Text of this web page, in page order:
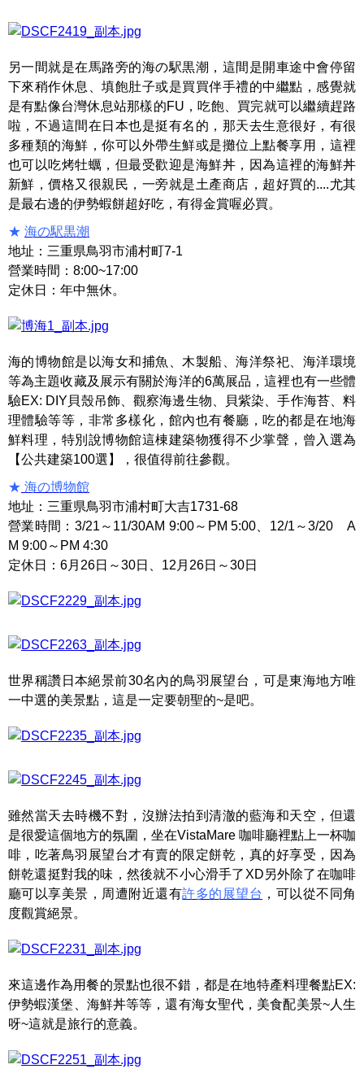
另一間就是在馬路旁的海の駅黒潮，這間是開車途中會停留
下來稍作休息、填飽肚子或是買買伴手禮的中繼點，感覺就
是有點像台灣休息站那樣的FU，吃飽、買完就可以繼續趕路
啦，不過這間在日本也是挺有名的，那天去生意很好，有很
多種類的海鮮，你可以外帶生鮮或是攤位上點餐享用，這裡
也可以吃烤牡蠣，但最受歡迎是海鮮丼，因為這裡的海鮮丼
新鮮，價格又很親民，一旁就是土產商店，超好買的....尤其
是最右邊的伊勢蝦餅超好吃，有得金賞喔必買。
★ 海の駅黒潮
地址：三重県鳥羽市浦村町7-1
營業時間：8:00~17:00
定休日：年中無休。
海的博物館是以海女和捕魚、木製船、海洋祭祀、海洋環境
等為主題收藏及展示有關於海洋的6萬展品，這裡也有一些體
驗EX: DIY貝殼吊飾、觀察海邊生物、貝紫染、手作海苔、料
理體驗等等，非常多樣化，館內也有餐廳，吃的都是在地海
鮮料理，特別說博物館這棟建築物獲得不少掌聲，曾入選為
【公共建築100選】，很值得前往參觀。
★ 海の博物館
地址：三重県鳥羽市浦村町大吉1731-68
營業時間：3/21～11/30AM 9:00～PM 5:00、12/1～3/20 A
M 9:00～PM 4:30
定休日：6月26日～30日、12月26日～30日
世界稱讚日本絕景前30名內的鳥羽展望台，可是東海地方唯
一中選的美景點，這是一定要朝聖的~是吧。
雖然當天去時機不對，沒辦法拍到清澈的藍海和天空，但還
是很愛這個地方的氛圍，坐在VistaMare 咖啡廳裡點上一杯咖
啡，吃著鳥羽展望台才有賣的限定餅乾，真的好享受，因為
餅乾還挺對我的味，然後就不小心滑手了XD另外除了在咖啡
廳可以享美景，周遭附近還有許多的展望台 ，可以從不同角
度觀賞絕景。
來這邊作為用餐的景點也很不錯，都是在地特產料理餐點EX:
伊勢蝦漢堡、海鮮丼等等，還有海女聖代，美食配美景~人生
呀~這就是旅行的意義。